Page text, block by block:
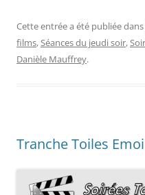
Cette entrée a été publiée dans
films,Séances du jeudi soir,
Danièle Mauffrey.
Tranche Toiles